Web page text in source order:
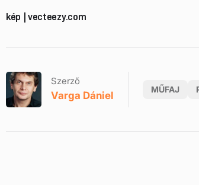
kép | vecteezy.com
Szerző
Varga Dániel
MŰFAJ